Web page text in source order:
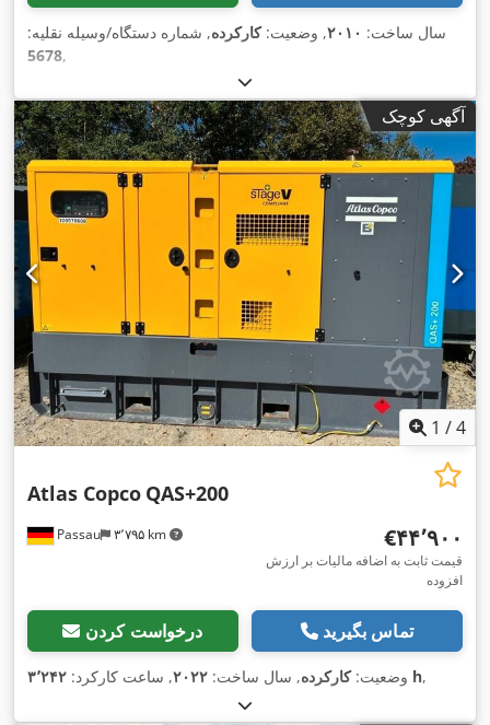
سال ساخت: ۲۰۱۰, وضعیت:کارکرده, شماره دستگاه/وسیله نقلیه:
5678,
آگهی کوچک
1 /4
Passau ۳٬۷۹۵ km
Atlas Copco QAS+200
‎€۴۴٬۹۰۰
قیمت ثابت به اضافه مالیات بر ارزش
افزوده
درخواست کردن تماس بگیرید
وضعیت:کارکرده, سال ساخت: ۲۰۲۲, ساعت کارکرد: ۳٬۲۴۲ h,